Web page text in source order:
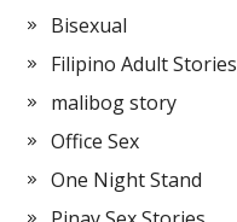
Bisexual
Filipino Adult Stories
malibog story
Office Sex
One Night Stand